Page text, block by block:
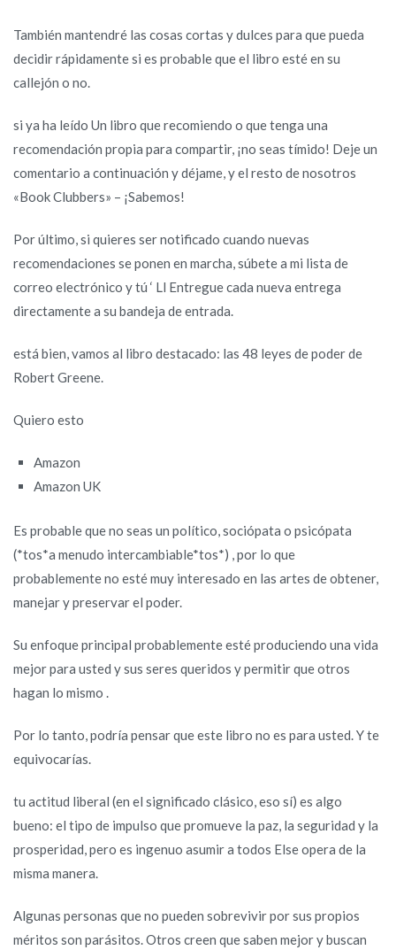
También mantendré las cosas cortas y dulces para que pueda
decidir rápidamente si es probable que el libro esté en su
callejón o no.
si ya ha leído Un libro que recomiendo o que tenga una
recomendación propia para compartir, ¡no seas tímido! Deje un
comentario a continuación y déjame, y el resto de nosotros
«Book Clubbers» – ¡Sabemos!
Por último, si quieres ser notificado cuando nuevas
recomendaciones se ponen en marcha, súbete a mi lista de
correo electrónico y tú ‘ Ll Entregue cada nueva entrega
directamente a su bandeja de entrada.
está bien, vamos al libro destacado: las 48 leyes de poder de
Robert Greene.
Quiero esto
Amazon
Amazon UK
Es probable que no seas un político, sociópata o psicópata
(*tos*a menudo intercambiable*tos*) , por lo que
probablemente no esté muy interesado en las artes de obtener,
manejar y preservar el poder.
Su enfoque principal probablemente esté produciendo una vida
mejor para usted y sus seres queridos y permitir que otros
hagan lo mismo .
Por lo tanto, podría pensar que este libro no es para usted. Y te
equivocarías.
tu actitud liberal (en el significado clásico, eso sí) es algo
bueno: el tipo de impulso que promueve la paz, la seguridad y la
prosperidad, pero es ingenuo asumir a todos Else opera de la
misma manera.
Algunas personas que no pueden sobrevivir por sus propios
méritos son parásitos. Otros creen que saben mejor y buscan